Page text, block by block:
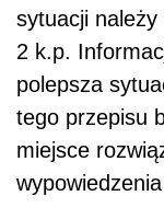
sytuacji
2 k.p.
polepsza
tego przepisu
miejsce